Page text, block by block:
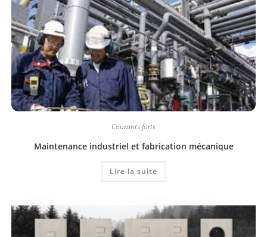
Courants forts
Maintenance industriel et fabrication mécanique
Lire la suite